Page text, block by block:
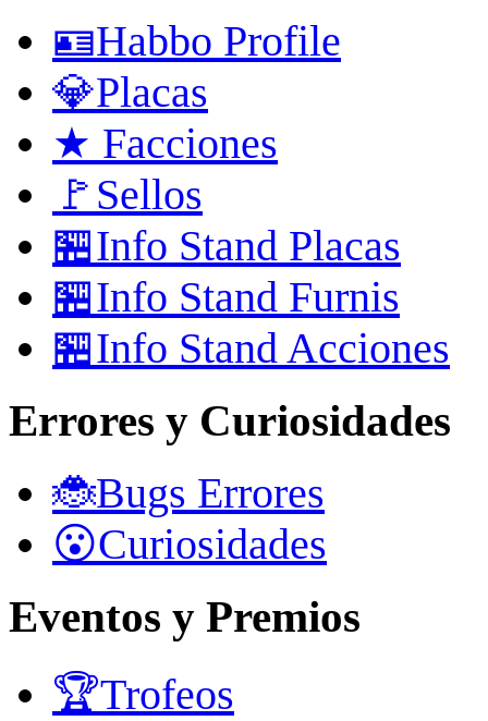
🪪Habbo Profile
💎Placas
★ Facciones
🚩Sellos
🏪Info Stand Placas
🏪Info Stand Furnis
🏪Info Stand Acciones
Errores y Curiosidades
🐞Bugs Errores
😮Curiosidades
Eventos y Premios
🏆Trofeos